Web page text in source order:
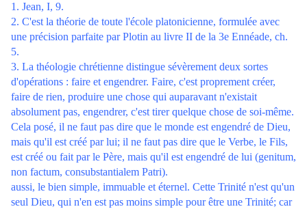
1. Jean, I, 9.
2. C'est la théorie de toute l'école platonicienne, formulée avec
une précision parfaite par Plotin au livre II de la 3e Ennéade, ch.
5.
3. La théologie chrétienne distingue sévèrement deux sortes
d'opérations : faire et engendrer. Faire, c'est proprement créer,
faire de rien, produire une chose qui auparavant n'existait
absolument pas, engendrer, c'est tirer quelque chose de soi-même.
Cela posé, il ne faut pas dire que le monde est engendré de Dieu,
mais qu'il est créé par lui; il ne faut pas dire que le Verbe, le Fils,
est créé ou fait par le Père, mais qu'il est engendré de lui (genitum,
non factum, consubstantialem Patri).
aussi, le bien simple, immuable et éternel. Cette Trinité n'est qu'un
seul Dieu, qui n'en est pas moins simple pour être une Trinité; car